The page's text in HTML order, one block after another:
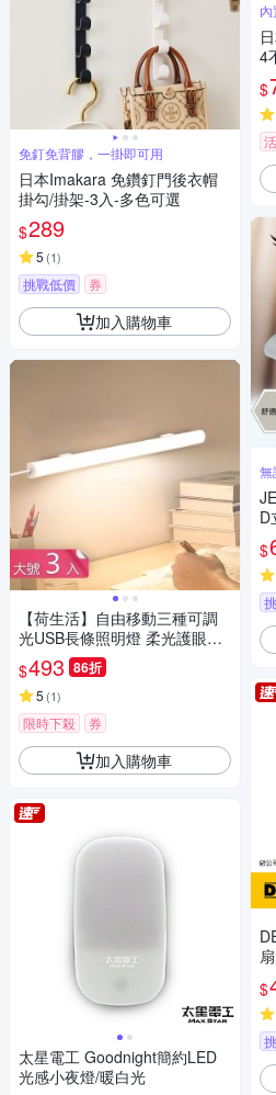
免釘免背膠，一掛即可用
日本Imakara 免鑽釘門後衣帽
掛勾/掛架-3入-多色可選
$289
5 (1)
挑戰低價 券
加入購物車
【荷生活】自由移動三種可調
光USB長條照明燈 柔光護眼可
磁吸一鍵調節-大號3入組
$493 86折
5 (1)
限時下殺 券
加入購物車
太星電工 Goodnight簡約LED
光感小夜燈/暖白光
4
$
無
睡
D
$
$